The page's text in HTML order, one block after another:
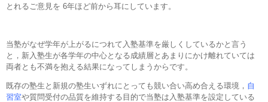
とれるご意見を 6年ほど前から耳にしています。
当塾がなぜ学年が上がるにつれて入塾基準を厳しくしているかと言う
と，新入塾生が各学年の中心となる成績層とあまりにかけ離れていては
両者とも不満を抱える結果になってしまうからです。
既存の塾生と新規の塾生いずれにとっても競い合い高め合える環境， 自
習室や質問受付の品質を維持する目的で当塾は入塾基準を設定している